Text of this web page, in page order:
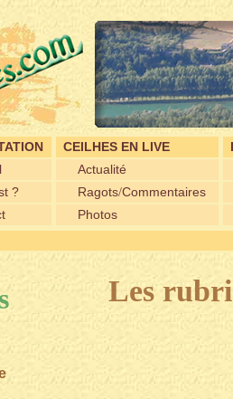
?
CEILHES EN LIVE
Actualité
Ragots/Commentaires
Photos
Les